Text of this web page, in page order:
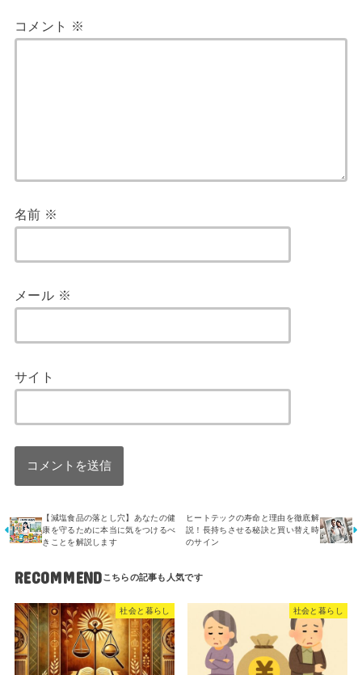
コメント ※
名前 ※
メール ※
サイト
【減塩食品の落とし穴】あなたの健
康を守るために本当に気をつけるべ
きことを解説します
ヒートテックの寿命と理由を徹底解
説！長持ちさせる秘訣と買い替え時
のサイン
RECOMMEND
社会と暮らし 社会と暮らし